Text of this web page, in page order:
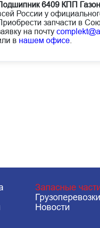
6409 КПП
России у
запчасти в
на почту
в нашем офисе
Запасные
Грузоперевозки
Новости